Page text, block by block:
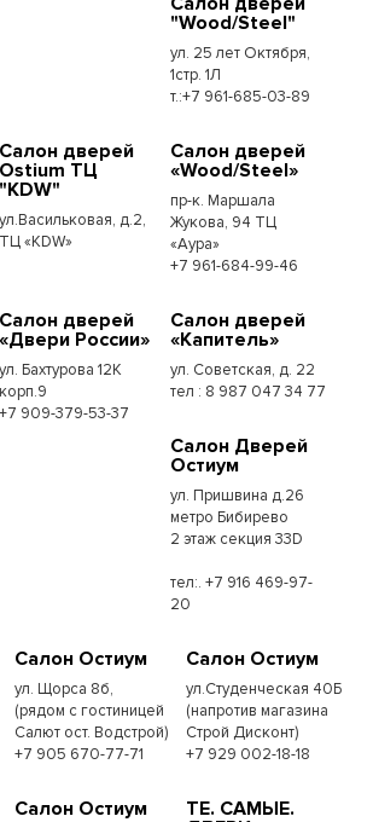
"Wood/Steel"
ул. 25 лет Октября,
1стр. 1Л
т.:+7 961-685-03-89
Салон дверей
Ostium ТЦ
"KDW"
ул.Васильковая, д.2,
ТЦ «KDW»
Салон дверей
«Wood/Steel»
пр-к. Маршала
Жукова, 94 ТЦ
«Аура»
+7 961-684-99-46
Салон дверей
«Двери России»
ул. Бахтурова 12К
корп.9
+7 909-379-53-37
Салон дверей
«Капитель»
ул. Советская, д. 22
тел : 8 987 047 34 77
Салон Дверей
Остиум
ул. Пришвина д.26
метро Бибирево
2 этаж секция 33D
тел:. +7 916 469-97-
20
Салон Остиум
ул. Щорса 8б,
(рядом с гостиницей
Салют ост. Водстрой)
+7 905 670-77-71
Салон Остиум
ул.Студенческая 40Б
(напротив магазина
Строй Дисконт)
+7 929 002-18-18
Салон Остиум
ТЕ. САМЫЕ.